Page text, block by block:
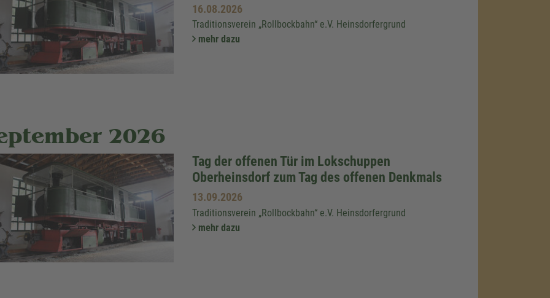
16.08.2026
Traditionsverein „Rollbockbahn“ e.V. Heinsdorfergrund
mehr dazu
2026
Tag der offenen Tür im Lokschuppen
Oberheinsdorf zum Tag des offenen Denkmals
13.09.2026
Traditionsverein „Rollbockbahn“ e.V. Heinsdorfergrund
mehr dazu